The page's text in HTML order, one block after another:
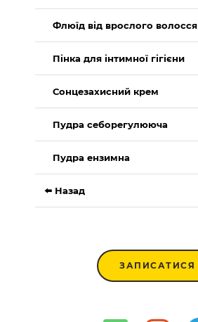
Флюїд від врослого волосся
Пінка для інтимної гігієни
Сонцезахисний крем
Пудра себорегулююча
Пудра ензимна
⬅️ Назад
ЗАПИСАТИСЯ